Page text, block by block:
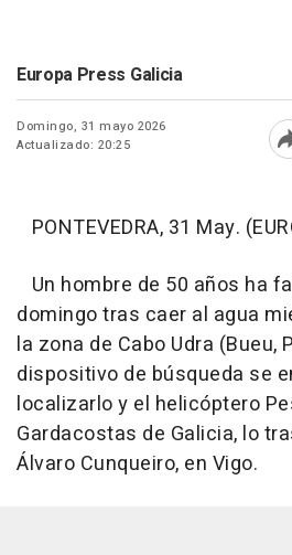
Europa Press Galicia
Domingo, 31 mayo 2026
Actualizado: 20:25
PONTEVEDRA, 31 May.
Un hombre de 50 años ha
domingo tras caer al agua
la zona de Cabo Udra (Bueu,
dispositivo de búsqueda se
localizarlo y el helicóptero
Gardacostas de Galicia, lo
Álvaro Cunqueiro, en Vigo.